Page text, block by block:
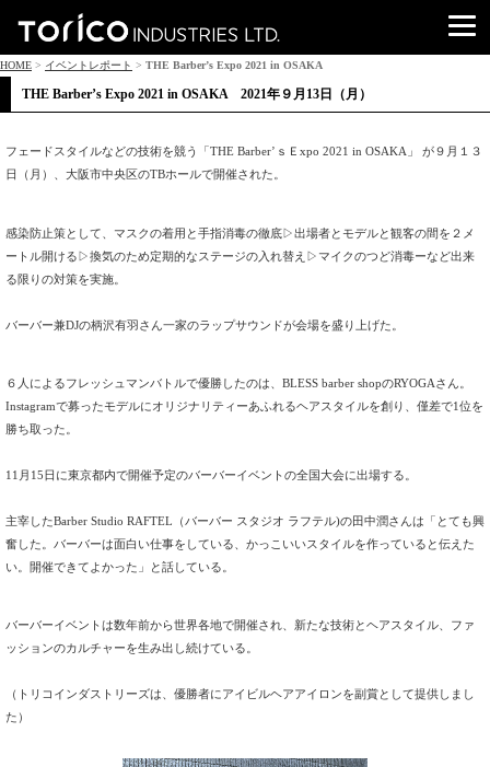
HOME > イベントレポート > THE Barber’s Expo 2021 in OSAKA
THE Barber’s Expo 2021 in OSAKA 2021年９月13日（月）
フェードスタイルなどの技術を競う「THE Barber’ｓＥxpo 2021 in OSAKA」 が９月１３
日（月）、大阪市中央区のTBホールで開催された。
感染防止策として、 マスクの着用と手指消毒の徹底▷出場者とモデルと観客の間を２メ
ートル開ける▷換気のため定期的なステージの入れ替え▷ マイクのつど消毒ーなど出来
る限りの対策を実施。
バーバー兼DJの柄沢有羽さん一家のラップサウンドが会場を盛り 上げた。
６人によるフレッシュマンバトルで優勝したのは、 BLESS barber shopのRYOGAさん。
Instagramで募ったモデルにオリジナリティーあふれるヘアスタイルを創り、僅差で1位を
勝ち取った。
11月15日に東京都内で開催予定のバーバーイベントの全国大会に出場する。
主宰したBarber Studio RAFTEL（バーバー スタジオ ラフテル)の田中潤さんは「とても興
奮した。 バーバーは面白い仕事をしている、 かっこいいスタイルを作っていると伝えた
い。 開催できてよかった」と話している。
バーバーイベントは数年前から世界各地で開催され、 新たな技術とヘアスタイル、 ファ
ッションのカルチャーを生み出し続けている。
（トリコインダストリーズは、 優勝者にアイビルヘアアイロンを副賞として提供しまし
た）